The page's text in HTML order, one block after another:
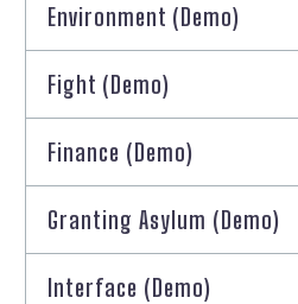
Environment (Demo)
Fight (Demo)
Finance (Demo)
Granting Asylum (Demo)
Interface (Demo)